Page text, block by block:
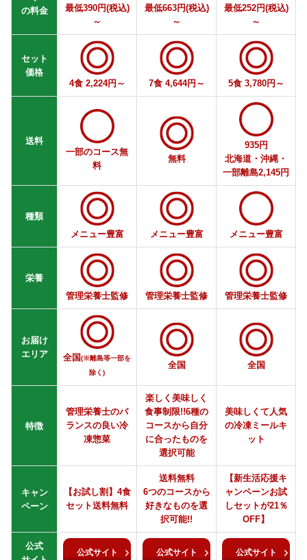
の料金
最低390円(税込)
～
最低663円(税込)
～
最低252円(税込)
～
セット
価格
4食 2,224円～
7食 4,644円～ 5食 3,780円～
送料
一部のコース無
料
無料
935円
北海道・沖縄・
一部離島2,145円
種類
メニュー豊富
メニュー豊富 メニュー豊富
栄養
管理栄養士監修
管理栄養士監修 管理栄養士監修
お届け
エリア
全国(※離島等一部を
除く)
全国 全国
特徴
管理栄養士のバ
ランスの良い冷
凍惣菜
楽しく美味しく
食事制限!!6種の
コースから自分
に合ったものを
選択可能
美味しくて人気
の冷凍ミールキ
ット
キャン
ペーン
【お試し割】4食
セット送料無料
送料無料
6つのコースから
好きなものを選
択可能!!
【新生活応援キ
ャンペーンお試
しセットが21％
OFF】
公式
公式サイト 公式サイト 公式サイト